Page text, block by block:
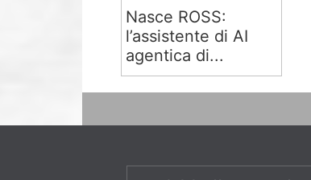
Nasce ROSS:
l’assistente di AI
agentica di...